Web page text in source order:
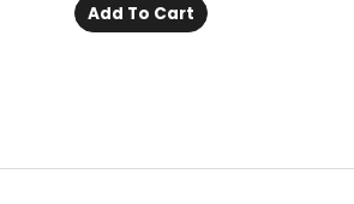
Add To Cart